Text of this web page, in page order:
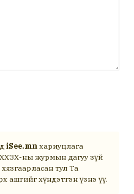
iSee.mn хариуцлага
ны журмын дагуу зүй
тул Та
ашгийг хүндэтгэн үзнэ үү.